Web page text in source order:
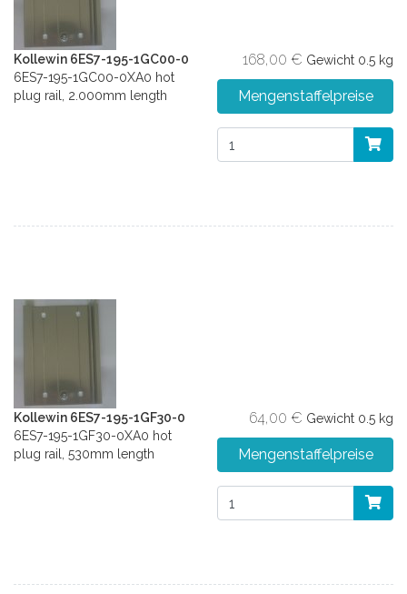
Kollewin 6ES7-195-1GC00-0
6ES7-195-1GC00-0XA0 hot
plug rail, 2.000mm length
168,00 € Gewicht 0.5 kg
Mengenstaffelpreise
Kollewin 6ES7-195-1GF30-0
6ES7-195-1GF30-0XA0 hot
plug rail, 530mm length
64,00 € Gewicht 0.5 kg
Mengenstaffelpreise